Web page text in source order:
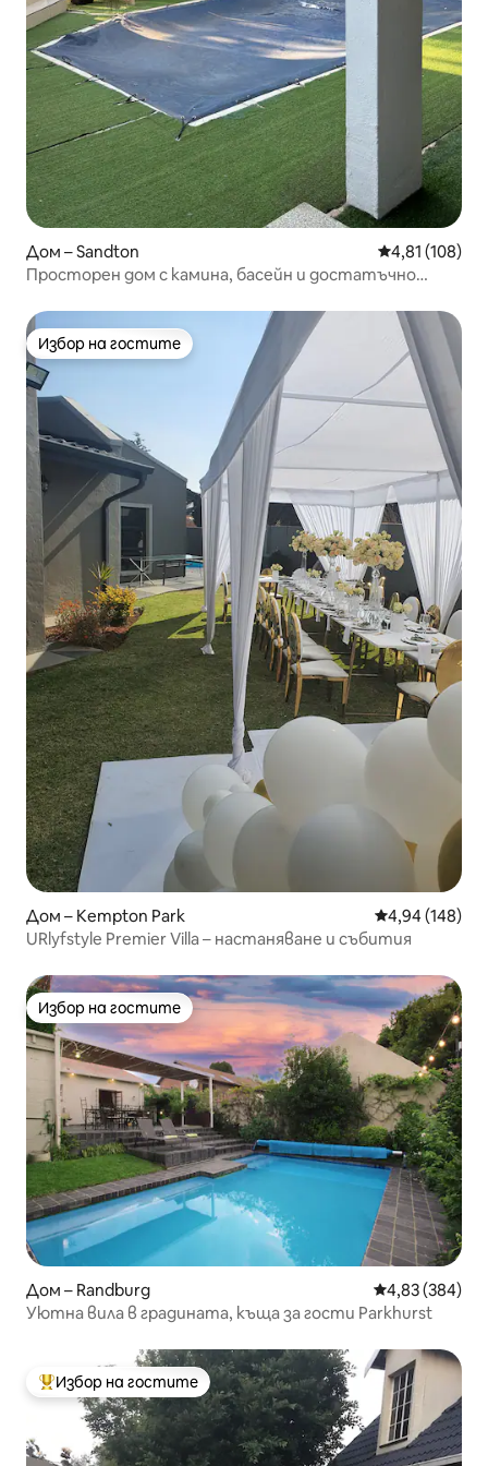
Дом – Sandton Средна
4,81 (108)
Просторен дом с камина, басейн и достатъчно
Избор на гостите
Избор на гостите
Дом – Kempton Park Средна
4,94 (148)
URlyfstyle Premier Villa – настаняване и събития
Избор на гостите
Избор на гостите
Дом – Randburg Средна
4,83 (384)
Уютна вила в градината, къща за гости Parkhurst
Най-популярен избор на гостите
Избор на гостите